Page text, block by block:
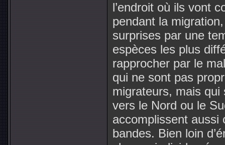
l’endroit où ils vont
pendant la
surprises par une
espèces les plus
rapprocher par le
qui ne sont pas
migrateurs, mais
vers le Nord ou le
accomplissent aussi
bandes. Bien loin